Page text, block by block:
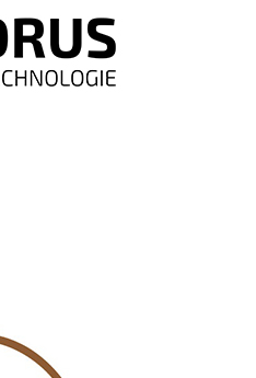
odpowiedzialnością
Poland